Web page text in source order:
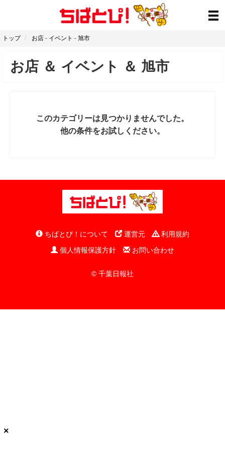
トップ お店 - イベント - 旭市
お店 ＆ イベント ＆ 旭市
このカテゴリーは見つかりませんでした。
他の条件をお試しください。
ちばとぴ！について 運営元
利用規約
個人情報保護方針
お問い合わせ
© 千葉日報社
×